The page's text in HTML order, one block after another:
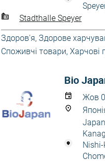
Stadthalle Speyer
Здоров'я, Здорове
Споживчі товари, Харчові
Bio
Жов